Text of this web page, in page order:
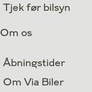
Tjek før bilsyn
Om os
Åbningstider
Om Via Biler